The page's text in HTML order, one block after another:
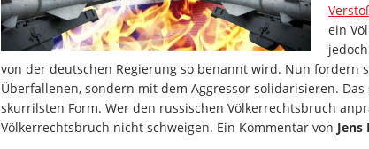
ein
von der deutschen Regierung so benannt wird. Nun fordern
Überfallenen, sondern mit dem Aggressor solidarisieren.
skurrilsten Form. Wer den russischen Völkerrechtsbruch
Völkerrechtsbruch nicht schweigen. Ein Kommentar von Jens